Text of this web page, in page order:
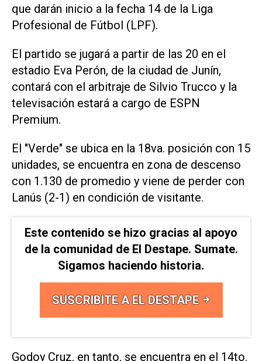
que darán inicio a la fecha 14 de la Liga
Profesional de Fútbol (LPF).
El partido se jugará a partir de las 20 en el
estadio Eva Perón, de la ciudad de Junín,
contará con el arbitraje de Silvio Trucco y la
televisación estará a cargo de ESPN
Premium.
El "Verde" se ubica en la 18va. posición con 15
unidades, se encuentra en zona de descenso
con 1.130 de promedio y viene de perder con
Lanús (2-1) en condición de visitante.
Este contenido se hizo gracias al apoyo
de la comunidad de El Destape. Sumate.
Sigamos haciendo historia.
SUSCRIBITE A EL DESTAPE
Godoy Cruz, en tanto, se encuentra en el 14to.